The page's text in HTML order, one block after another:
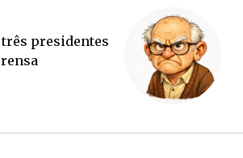
O Boato corre mais rápido que a
verdade. Mas quem paga a